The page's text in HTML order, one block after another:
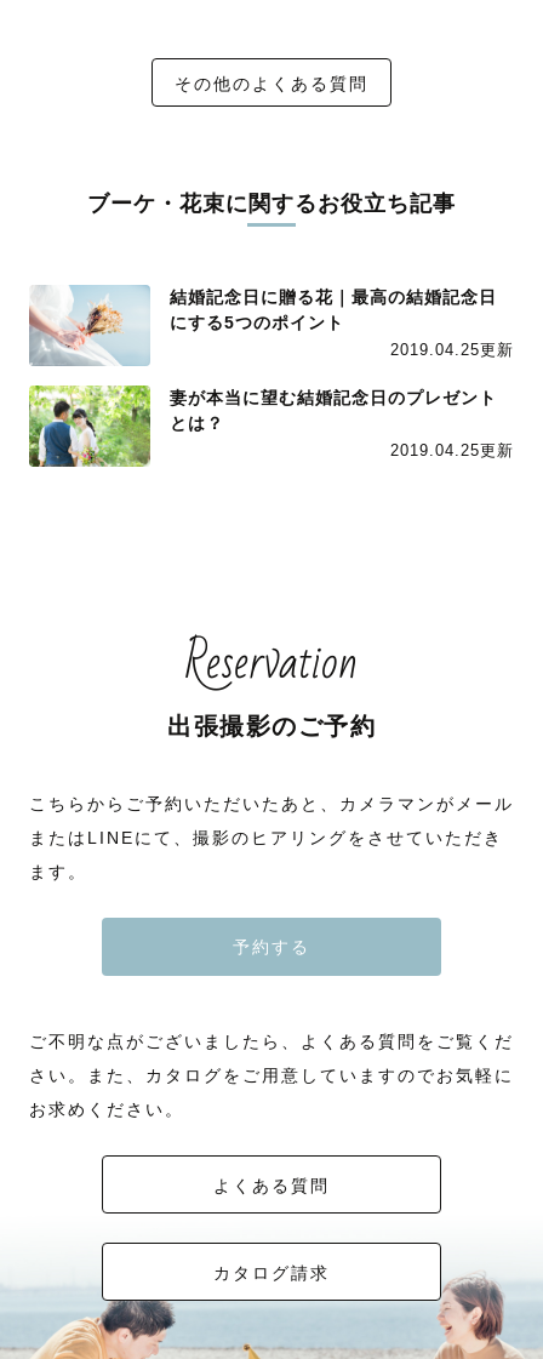
その他のよくある質問
ブーケ・花束に関するお役立ち記事
結婚記念日に贈る花｜最高の結婚記念日
にする5つのポイント
2019.04.25更新
妻が本当に望む結婚記念日のプレゼント
とは？
2019.04.25更新
Reservation
出張撮影のご予約
こちらからご予約いただいたあと、カメラマンがメール
またはLINEにて、撮影のヒアリングをさせていただき
ます。
予約する
ご不明な点がございましたら、よくある質問をご覧くだ
さい。また、カタログをご用意していますのでお気軽に
お求めください。
よくある質問
カタログ請求